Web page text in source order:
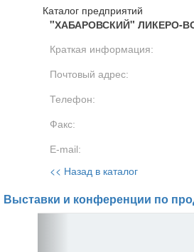
Каталог предприятий
"ХАБАРОВСКИЙ" ЛИКЕРО-
Краткая информация:
Почтовый адрес:
Телефон:
Факс:
E-mail:
<< Назад в каталог
Выставки и конференции по